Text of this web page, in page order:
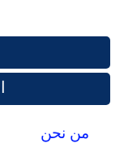
من نحن